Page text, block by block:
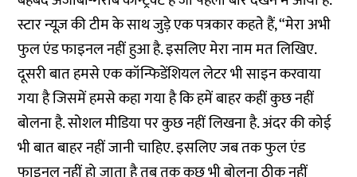
स्टार न्यूज़ की टीम के साथ जुड़े एक पत्रकार कहते हैं, “मेरा अभी
फुल एंड फाइनल नहीं हुआ है. इसलिए मेरा नाम मत लिखिए.
दूसरी बात हमसे एक कॉन्फिडेंशियल लेटर भी साइन करवाया
गया है जिसमें हमसे कहा गया है कि हमें बाहर कहीं कुछ नहीं
बोलना है. सोशल मीडिया पर कुछ नहीं लिखना है. अंदर की कोई
भी बात बाहर नहीं जानी चाहिए. इसलिए जब तक फुल एंड